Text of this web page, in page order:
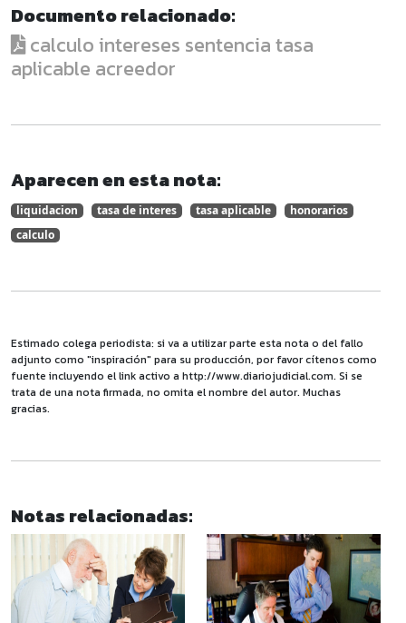
Documento relacionado:
calculo intereses sentencia tasa
aplicable acreedor
Aparecen en esta nota:
liquidacion tasa de interes tasa aplicable
honorarios
calculo
Estimado colega periodista: si va a utilizar parte esta nota o del fallo
adjunto como "inspiración" para su producción, por favor cítenos como
fuente incluyendo el link activo a http://www.diariojudicial.com. Si se
trata de una nota firmada, no omita el nombre del autor. Muchas
gracias.
Notas relacionadas: